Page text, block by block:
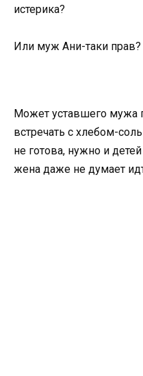
истерика?
Или муж Ани-таки прав?
Может уставшего мужа
встречать с хлебом-
не готова, нужно и
жена даже не думает